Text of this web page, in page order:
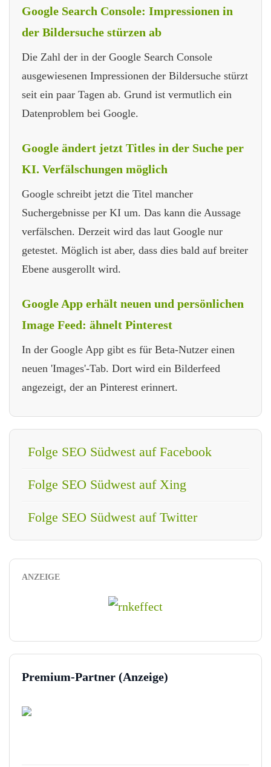
Google Search Console: Impressionen in
der Bildersuche stürzen ab
Die Zahl der in der Google Search Console
ausgewiesenen Impressionen der Bildersuche stürzt
seit ein paar Tagen ab. Grund ist vermutlich ein
Datenproblem bei Google.
Google ändert jetzt Titles in der Suche per
KI. Verfälschungen möglich
Google schreibt jetzt die Titel mancher
Suchergebnisse per KI um. Das kann die Aussage
verfälschen. Derzeit wird das laut Google nur
getestet. Möglich ist aber, dass dies bald auf breiter
Ebene ausgerollt wird.
Google App erhält neuen und persönlichen
Image Feed: ähnelt Pinterest
In der Google App gibt es für Beta-Nutzer einen
neuen 'Images'-Tab. Dort wird ein Bilderfeed
angezeigt, der an Pinterest erinnert.
Folge SEO Südwest auf Facebook
Folge SEO Südwest auf Xing
Folge SEO Südwest auf Twitter
ANZEIGE
Premium-Partner (Anzeige)